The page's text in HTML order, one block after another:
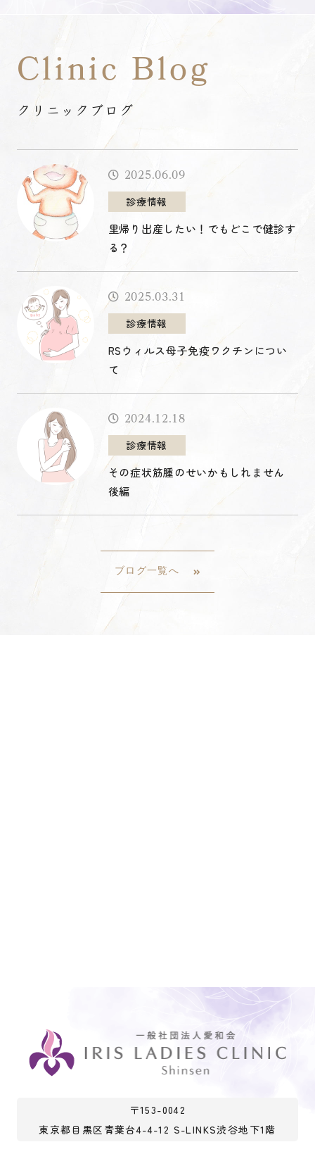
Clinic Blog
クリニックブログ
2025.06.09
診療情報
里帰り出産したい！でもどこで健診す
る？
2025.03.31
診療情報
RSウィルス母子免疫ワクチンについ
て
2024.12.18
診療情報
その症状筋腫のせいかもしれません
後編
ブログ一覧へ
〒153-0042
東京都目黒区青葉台4-4-12 S-LINKS渋谷地下1階